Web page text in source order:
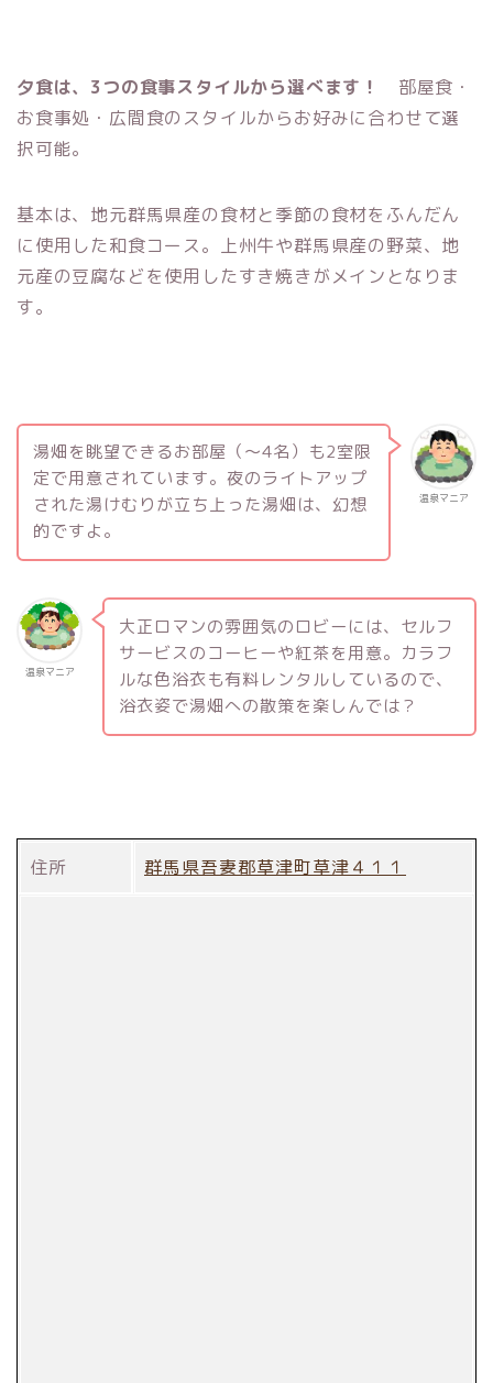
夕食は、3つの食事スタイルから選べます！ 部屋食・
お食事処・広間食のスタイルからお好みに合わせて選
択可能。
基本は、地元群馬県産の食材と季節の食材をふんだん
に使用した和食コース。上州牛や群馬県産の野菜、地
元産の豆腐などを使用したすき焼きがメインとなりま
す。
温泉マニア
湯畑を眺望できるお部屋（～4名）も2室限
定で用意されています。夜のライトアップ
された湯けむりが立ち上った湯畑は、幻想
的ですよ。
温泉マニア
大正ロマンの雰囲気のロビーには、セルフ
サービスのコーヒーや紅茶を用意。カラフ
ルな色浴衣も有料レンタルしているので、
浴衣姿で湯畑への散策を楽しんでは？
住所 群馬県吾妻郡草津町草津４１１